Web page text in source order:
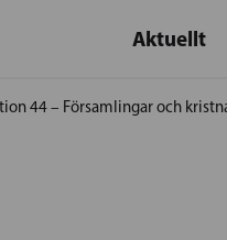
Aktuellt
44 – Församlingar och